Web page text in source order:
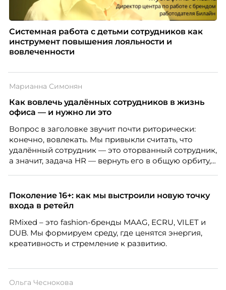
Системная работа с детьми сотрудников как
инструмент повышения лояльности и
вовлеченности
Марианна Симонян
Как вовлечь удалённых сотрудников в жизнь
офиса — и нужно ли это
Вопрос в заголовке звучит почти риторически:
конечно, вовлекать. Мы привыкли считать, что
удалённый сотрудник — это оторванный сотрудник,
а значит, задача HR — вернуть его в общую орбиту,
вовлечения, стоит остановиться на неудобном
факте: данные говорят ровно обратное тому, что
подсказывает интуиция. Автор свежего выпуска
Марианна Симонян — HR Tech лидер, эксперт по
People Analytics, приглашённый лектор НИУ ВШЭ и
МИФИ, автор книги «Дао женской карьеры».
Поколение 16+: как мы выстроили новую точку
входа в ретейл
RMixed – это fashion-бренды MAAG, ECRU, VILET и
DUB. Мы формируем среду, где ценятся энергия,
креативность и стремление к развитию.
Ольга Чеснокова